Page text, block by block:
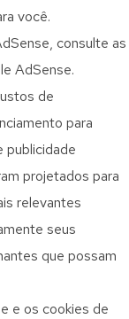
você.
consulte as
AdSense.
de
para
publicidade
projetados para
relevantes
seus
que possam
e os cookies de